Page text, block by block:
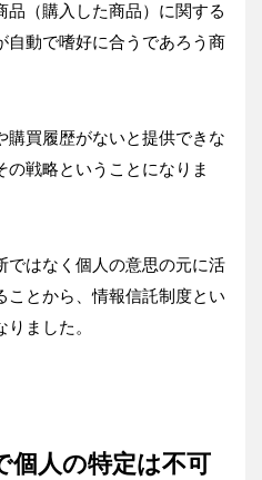
品（購入した商品）に関する
自動で嗜好に合うであろう商
購買履歴がないと提供できな
の戦略ということになりま
ではなく個人の意思の元に活
ことから、情報信託制度とい
ました。
個人の特定は不可